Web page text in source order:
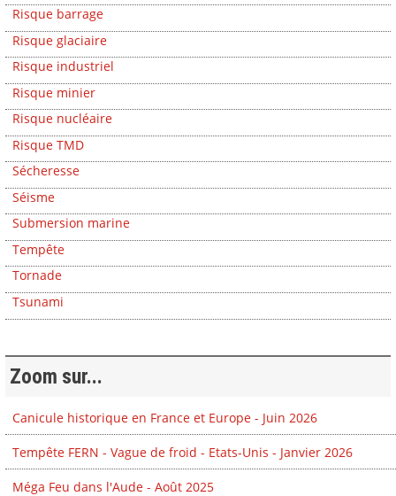
Risque barrage
Risque glaciaire
Risque industriel
Risque minier
Risque nucléaire
Risque TMD
Sécheresse
Séisme
Submersion marine
Tempête
Tornade
Tsunami
Zoom sur...
Canicule historique en France et Europe - Juin 2026
Tempête FERN - Vague de froid - Etats-Unis - Janvier 2026
Méga Feu dans l'Aude - Août 2025